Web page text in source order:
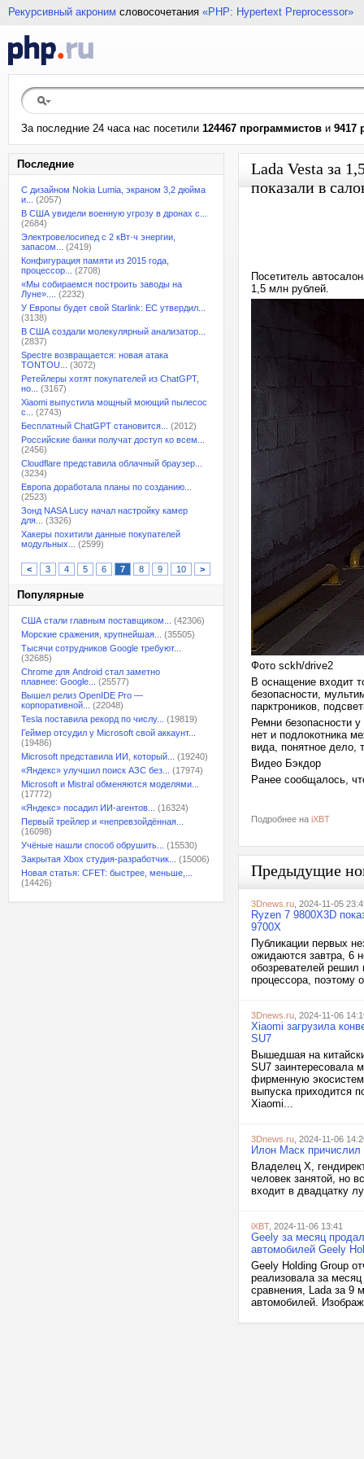
Рекурсивный акроним словосочетания «PHP: Hypertext Preprocessor»
За последние 24 часа нас посетили 124467 программистов и 9417
Последние
С дизайном Nokia Lumia, экраном 3,2 дюйма
и...
(2057)
В США увидели военную угрозу в дронах с...
(2684)
Электровелосипед с 2 кВт·ч энергии,
запасом...
(2419)
Конфигурация памяти из 2015 года,
процессор...
(2708)
«Мы собираемся построить заводы на
Луне»....
(2232)
У Европы будет свой Starlink: ЕС утвердил...
(3138)
В США создали молекулярный анализатор...
(2837)
Spectre возвращается: новая атака
TONTOU...
(3072)
Ретейлеры хотят покупателей из ChatGPT,
но...
(3167)
Xiaomi выпустила мощный моющий пылесос
с...
(2743)
Бесплатный ChatGPT становится...
(2012)
Российские банки получат доступ ко всем...
(2456)
Cloudflare представила облачный браузер...
(3234)
Европа доработала планы по созданию...
(2523)
Зонд NASA Lucy начал настройку камер
для...
(3326)
Хакеры похитили данные покупателей
модульных...
(2599)
< 3 4 5 6 7 8 9 10 >
Популярные
США стали главным поставщиком...
(42306)
Морские сражения, крупнейшая...
(35505)
Тысячи сотрудников Google требуют...
(32685)
Chrome для Android стал заметно
плавнее: Google...
(25577)
Вышел релиз OpenIDE Pro —
корпоративной...
(22048)
Tesla поставила рекорд по числу...
(19819)
Геймер отсудил у Microsoft свой аккаунт...
(19486)
Microsoft представила ИИ, который...
(19240)
«Яндекс» улучшил поиск АЗС без...
(17974)
Microsoft и Mistral обменяются моделями...
(17772)
«Яндекс» посадил ИИ-агентов...
(16324)
Первый трейлер и «непревзойдённая...
(16098)
Учёные нашли способ обрушить...
(15530)
Закрытая Xbox студия-разработчик...
(15006)
Новая статья: CFET: быстрее, меньше,...
(14426)
Lada Vesta за
показали в
Посетитель
1,5 млн рублей.
Фото sckh/drive2
В оснащение входит
безопасности,
парктроников,
Ремни безопасности
нет и подлокотника
вида, понятное дело,
Видео Бэкдор
Ранее сообщалось,
Подробнее на iXBT
Предыдущие
3Dnews.ru , 2024-11-05
Ryzen 7 9800X3D
9700X
Публикации первых
ожидаются завтра, 6
обозревателей решил
процессора, поэтому
3Dnews.ru , 2024-11-06
Xiaomi загрузила
SU7
Вышедшая на
SU7 заинтересовала
фирменную
выпуска приходится
Xiaomi...
3Dnews.ru , 2024-11-06
Илон Маск причислил
Владелец X,
человек занятой, но
входит в двадцатку
iXBT, 2024-11-06 13:41
Geely за месяц
автомобилей Geely
Geely Holding Group
реализовала за
сравнения, Lada за 9
автомобилей.